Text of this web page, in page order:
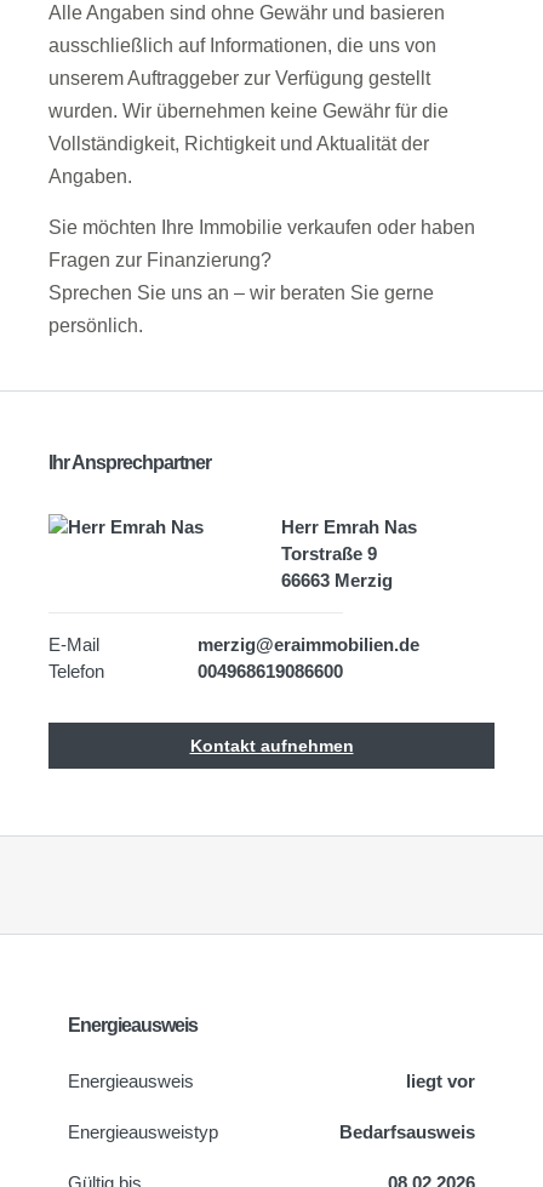
Alle Angaben sind ohne Gewähr und basieren
ausschließlich auf Informationen, die uns von
unserem Auftraggeber zur Verfügung gestellt
wurden. Wir übernehmen keine Gewähr für die
Vollständigkeit, Richtigkeit und Aktualität der
Angaben.
Sie möchten Ihre Immobilie verkaufen oder haben
Fragen zur Finanzierung?
Sprechen Sie uns an – wir beraten Sie gerne
persönlich.
Ihr Ansprechpartner
Herr Emrah Nas
Torstraße 9
66663 Merzig
E-Mail
merzig@eraimmobilien.de
Telefon
004968619086600
Kontakt aufnehmen
Energieausweis
Energieausweis liegt vor
Energie­ausweistyp Bedarfsausweis
Gültig bis 08.02.2026